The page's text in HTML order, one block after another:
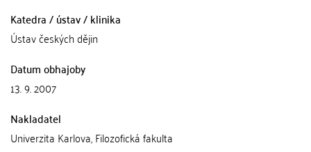
Katedra / ústav / klinika
Ústav českých dějin
Datum obhajoby
13. 9. 2007
Nakladatel
Univerzita Karlova, Filozofická fakulta